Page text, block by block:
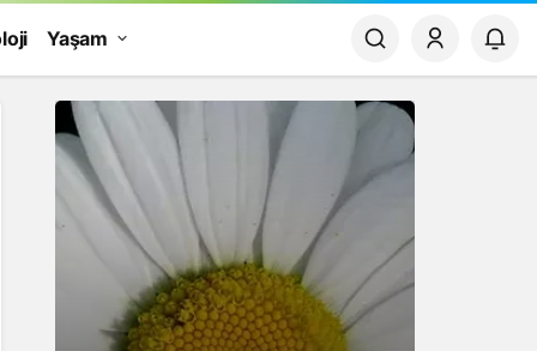
Yaşam